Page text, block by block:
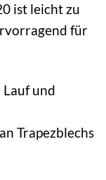
ist leicht zu
für
und
Trapezblechs